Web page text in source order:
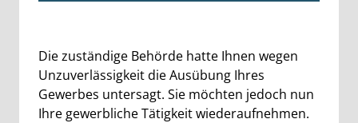
Beschreibung
Die zuständige Behörde hatte Ihnen wegen
Unzuverlässigkeit die Ausübung Ihres
Gewerbes untersagt. Sie möchten jedoch nun
Ihre gewerbliche Tätigkeit wiederaufnehmen.